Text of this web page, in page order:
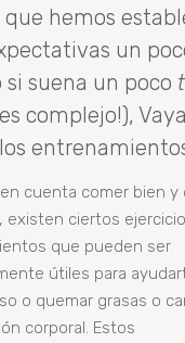
que hemos
un
si suena un poco
es complejo!),
cuenta comer bien y
existen ciertos
que pueden ser
útiles para
o quemar grasas o
corporal. Estos